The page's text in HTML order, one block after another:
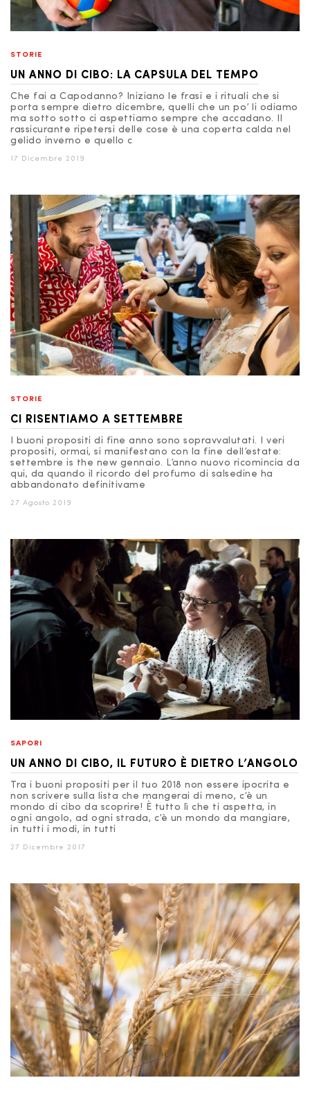
STORIE
UN ANNO DI CIBO: LA CAPSULA DEL TEMPO
Che fai a Capodanno? Iniziano le frasi e i rituali che si
porta sempre dietro dicembre, quelli che un po’ li odiamo
ma sotto sotto ci aspettiamo sempre che accadano. Il
rassicurante ripetersi delle cose è una coperta calda nel
gelido inverno e quello c
17 Dicembre 2019
STORIE
CI RISENTIAMO A SETTEMBRE
I buoni propositi di fine anno sono sopravvalutati. I veri
propositi, ormai, si manifestano con la fine dell’estate:
settembre is the new gennaio. L’anno nuovo ricomincia da
qui, da quando il ricordo del profumo di salsedine ha
abbandonato definitivame
27 Agosto 2019
SAPORI
UN ANNO DI CIBO, IL FUTURO È DIETRO L’ANGOLO
Tra i buoni propositi per il tuo 2018 non essere ipocrita e
non scrivere sulla lista che mangerai di meno, c’è un
mondo di cibo da scoprire! È tutto lì che ti aspetta, in
ogni angolo, ad ogni strada, c’è un mondo da mangiare,
in tutti i modi, in tutti
27 Dicembre 2017